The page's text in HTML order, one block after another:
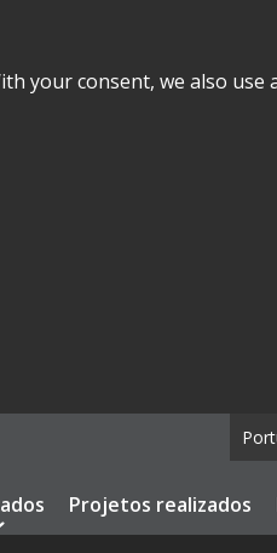
your consent, we also
Projetos realizados